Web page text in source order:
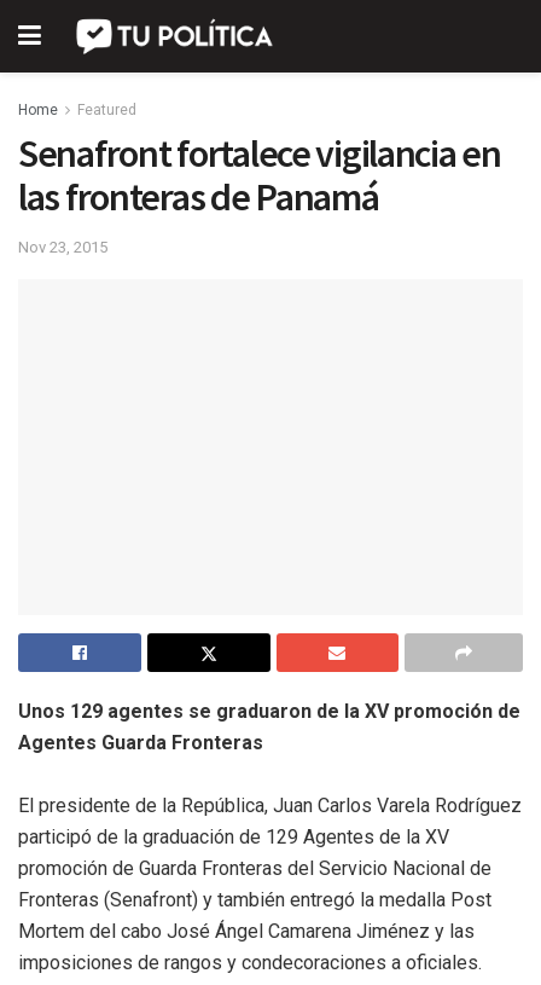
Home Featured
Senafront fortalece vigilancia en
las fronteras de Panamá
Nov 23, 2015
Unos 129 agentes se graduaron de la XV promoción de
Agentes Guarda Fronteras
El presidente de la República, Juan Carlos Varela Rodríguez
participó de la graduación de 129 Agentes de la XV
promoción de Guarda Fronteras del Servicio Nacional de
Fronteras (Senafront) y también entregó la medalla Post
Mortem del cabo José Ángel Camarena Jiménez y las
imposiciones de rangos y condecoraciones a oficiales.